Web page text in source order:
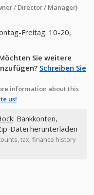
/ Director / Manager)
Freitag: 10-20,
Sie weitere
Schreiben Sie
information about this
us!
: Bankkonten,
Datei herunterladen
tax, finance history